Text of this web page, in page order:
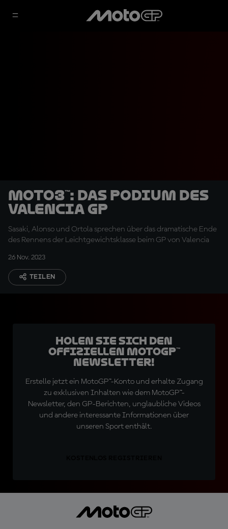
Moto3™: Das Podium des
Valencia GP
Sasaki, Alonso und Ortola sprechen über das dramatische Ende
des Rennens der Leichtgewichtsklasse beim GP von Valencia
26 Nov. 2023
TEILEN
Holen Sie sich den
offiziellen MotoGP™
Newsletter!
Erstelle jetzt ein MotoGP™-Konto und erhalte Zugang
zu exklusiven Inhalten wie dem MotoGP™-
Newsletter, den GP-Berichten, unglaubliche Videos
und andere interessante Informationen über
unseren Sport enthält.